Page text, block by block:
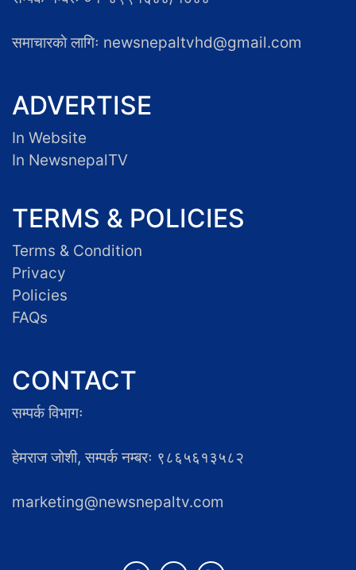
समाचारकाे लागिः newsnepaltvhd@gmail.com
ADVERTISE
In Website
In NewsnepalTV
TERMS & POLICIES
Terms & Condition
Privacy
Policies
FAQs
CONTACT
सम्पर्क विभागः
हेमराज जोशी, सम्पर्क नम्बरः ९८६५६१३५८२
marketing@newsnepaltv.com